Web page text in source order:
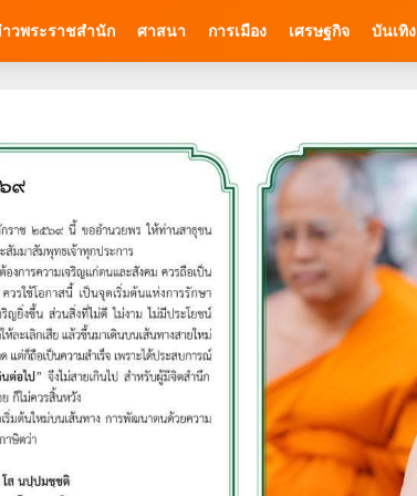
วพระราชสำนัก ศาสนา การเมือง เศรษฐกิจ บันเทิง